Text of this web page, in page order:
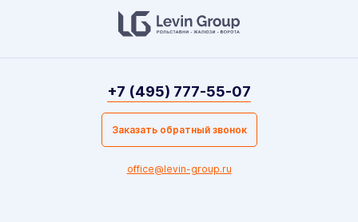
+7 (495) 777-55-07
Заказать обратный звонок
office@levin-group.ru